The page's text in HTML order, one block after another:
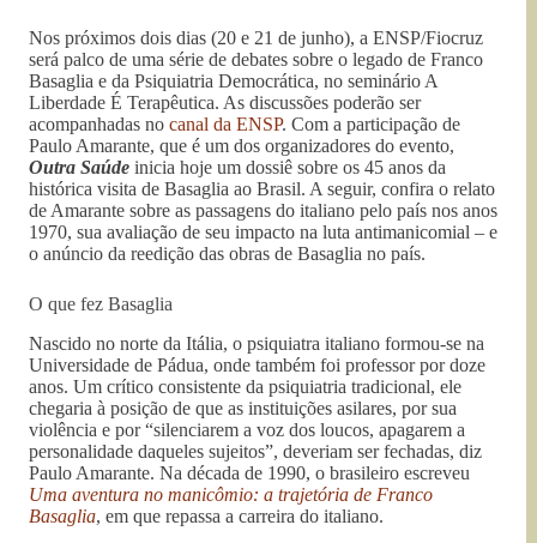
Nos próximos dois dias (20 e 21 de junho), a ENSP/Fiocruz
será palco de uma série de debates sobre o legado de Franco
Basaglia e da Psiquiatria Democrática, no seminário A
Liberdade É Terapêutica. As discussões poderão ser
acompanhadas no canal da ENSP. Com a participação de
Paulo Amarante, que é um dos organizadores do evento,
Outra Saúde inicia hoje um dossiê sobre os 45 anos da
histórica visita de Basaglia ao Brasil. A seguir, confira o relato
de Amarante sobre as passagens do italiano pelo país nos anos
1970, sua avaliação de seu impacto na luta antimanicomial – e
o anúncio da reedição das obras de Basaglia no país.
O que fez Basaglia
Nascido no norte da Itália, o psiquiatra italiano formou-se na
Universidade de Pádua, onde também foi professor por doze
anos. Um crítico consistente da psiquiatria tradicional, ele
chegaria à posição de que as instituições asilares, por sua
violência e por “silenciarem a voz dos loucos, apagarem a
personalidade daqueles sujeitos”, deveriam ser fechadas, diz
Paulo Amarante. Na década de 1990, o brasileiro escreveu
Uma aventura no manicômio: a trajetória de Franco
Basaglia, em que repassa a carreira do italiano.